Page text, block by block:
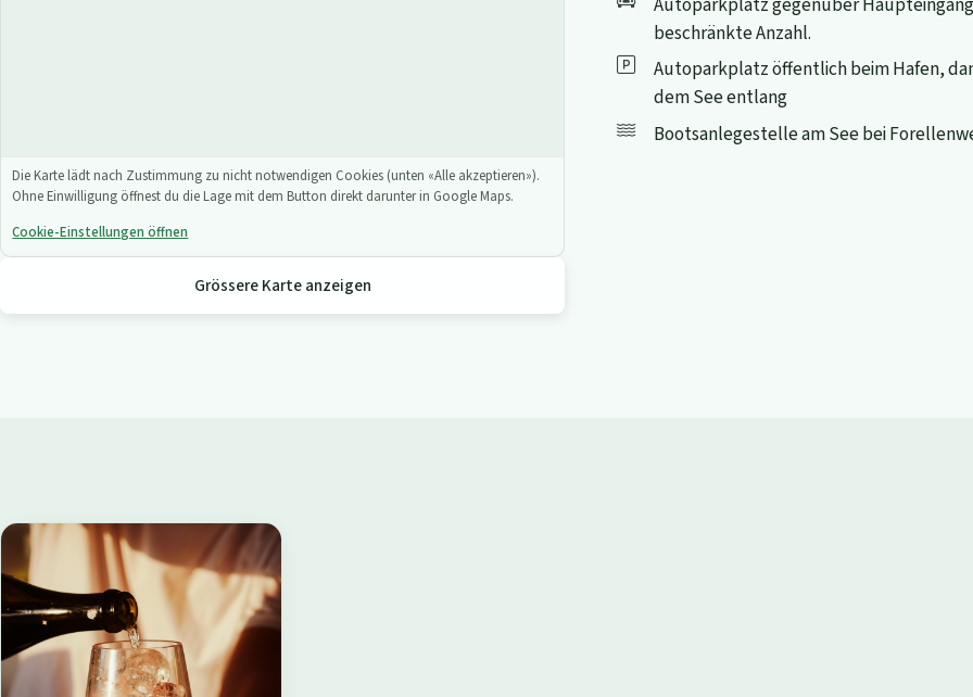
Die Karte lädt nach Zustimmung zu nicht notwendigen Cookies (unten «Alle akzeptieren»).
Ohne Einwilligung öffnest du die Lage mit dem Button direkt darunter in Google Maps.
Cookie-Einstellungen öffnen
Grössere Karte anzeigen
beschränkte Anzahl.
Autoparkplatz öffentlich beim Hafen,
dem See entlang
Bootsanlegestelle am See bei